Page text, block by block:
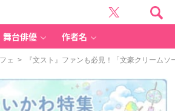
舞台俳優 作者名
ェ > 『文スト』ファンも必見！「文豪クリームソ